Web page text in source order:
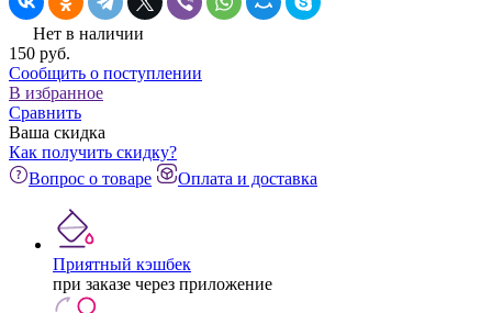
Нет в наличии
150 pуб.
Сообщить о поступлении
В избранное
Сравнить
Ваша скидка
Как получить скидку?
Вопрос о товаре
Оплата и доставка
Приятный кэшбек
при заказе через приложение